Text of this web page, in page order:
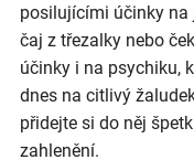
posilujícími účinky na
čaj z třezalky nebo
účinky i na psychiku,
dnes na citlivý
přidejte si do něj
zahlenění.